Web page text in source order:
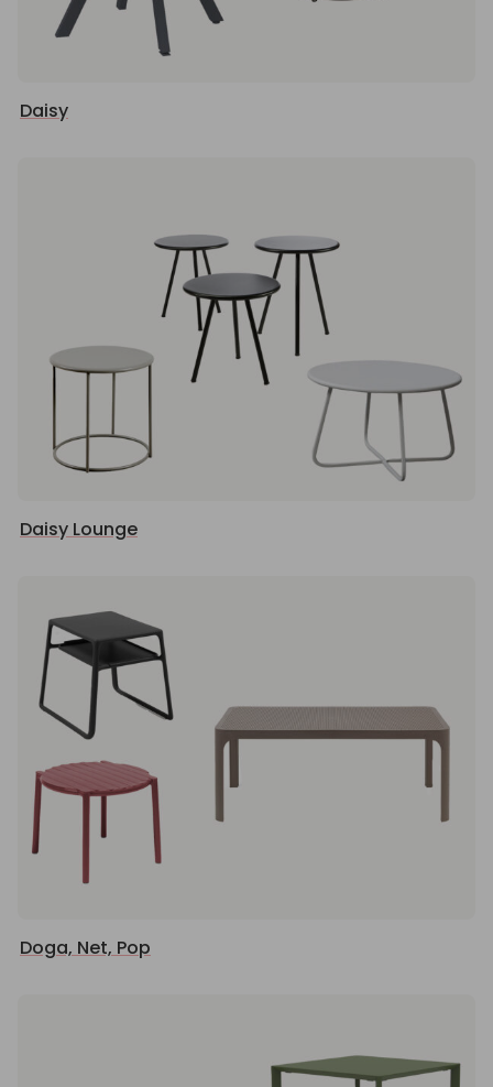
Daisy
Daisy Lounge
Doga, Net, Pop